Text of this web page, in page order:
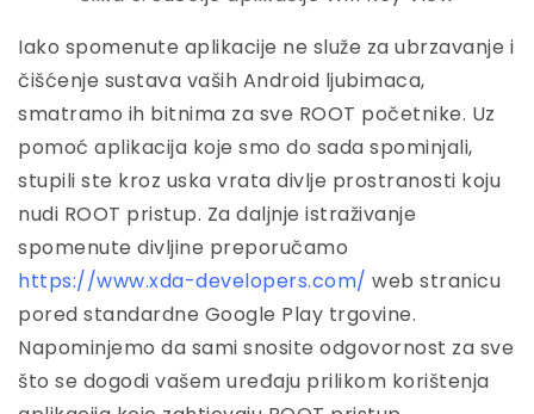
Iako spomenute aplikacije ne služe za ubrzavanje i
čišćenje sustava vaših Android ljubimaca,
smatramo ih bitnima za sve ROOT početnike. Uz
pomoć aplikacija koje smo do sada spominjali,
stupili ste kroz uska vrata divlje prostranosti koju
nudi ROOT pristup. Za daljnje istraživanje
spomenute divljine preporučamo
https://www.xda-developers.com/ web stranicu
pored standardne Google Play trgovine.
Napominjemo da sami snosite odgovornost za sve
što se dogodi vašem uređaju prilikom korištenja